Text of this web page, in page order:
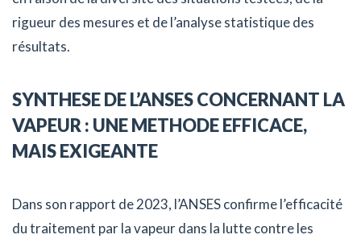
rigueur des mesures et de l’analyse statistique des
résultats.
SYNTHESE DE L’ANSES CONCERNANT LA
VAPEUR : UNE METHODE EFFICACE,
MAIS EXIGEANTE
Dans son rapport de 2023, l’ANSES confirme l’efficacité
du traitement par la vapeur dans la lutte contre les